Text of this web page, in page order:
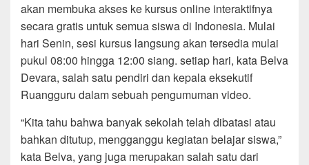
akan membuka akses ke kursus online interaktifnya
secara gratis untuk semua siswa di Indonesia. Mulai
hari Senin, sesi kursus langsung akan tersedia mulai
pukul 08:00 hingga 12:00 siang. setiap hari, kata Belva
Devara, salah satu pendiri dan kepala eksekutif
Ruangguru dalam sebuah pengumuman video.
“Kita tahu bahwa banyak sekolah telah dibatasi atau
bahkan ditutup, mengganggu kegiatan belajar siswa,”
kata Belva, yang juga merupakan salah satu dari